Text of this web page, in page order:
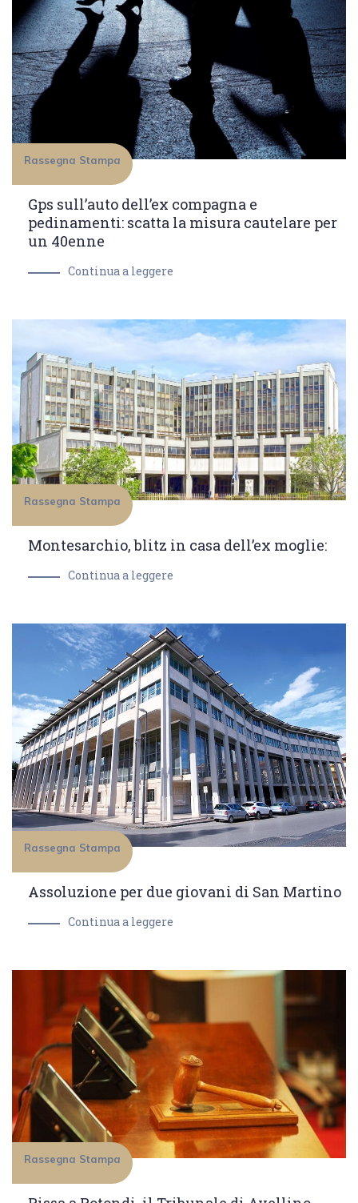
Rassegna Stampa
Gps sull’auto dell’ex compagna e
pedinamenti: scatta la misura cautelare per
un 40enne
Continua a leggere
Rassegna Stampa
Montesarchio, blitz in casa dell’ex moglie:
Continua a leggere
Rassegna Stampa
Assoluzione per due giovani di San Martino
Continua a leggere
Rassegna Stampa